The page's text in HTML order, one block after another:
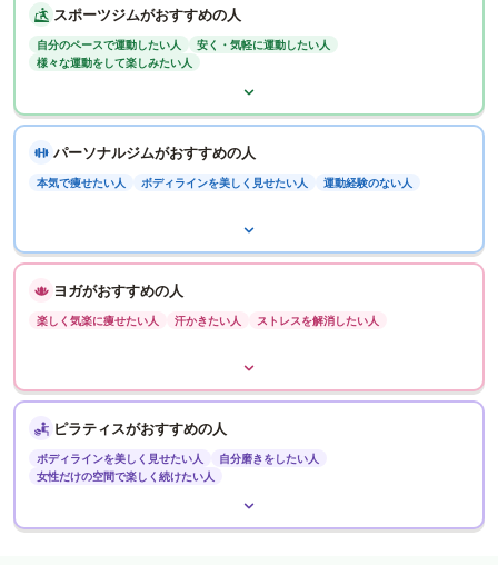
スポーツジムがおすすめの人
自分のペースで運動したい人
安く・気軽に運動したい人
様々な運動をして楽しみたい人
パーソナルジムがおすすめの人
本気で痩せたい人 ボディラインを美しく見せたい人 運動経験のない人
ヨガがおすすめの人
楽しく気楽に痩せたい人 汗かきたい人 ストレスを解消したい人
ピラティスがおすすめの人
ボディラインを美しく見せたい人
自分磨きをしたい人
女性だけの空間で楽しく続けたい人